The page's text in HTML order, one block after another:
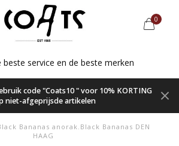
0
beste service en de beste merken
code "Coats10 " voor 10% KORTING
niet-afgeprijsde artikelen
Bananas anorak.Black Bananas DEN
HAAG